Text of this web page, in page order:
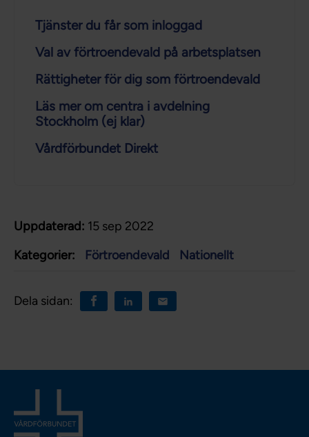
Tjänster du får som inloggad
Val av förtroendevald på arbetsplatsen
Rättigheter för dig som förtroendevald
Läs mer om centra i avdelning
Stockholm (ej klar)
Vårdförbundet Direkt
Uppdaterad: 15 sep 2022
Kategorier:
Förtroendevald Nationellt
Dela sidan: